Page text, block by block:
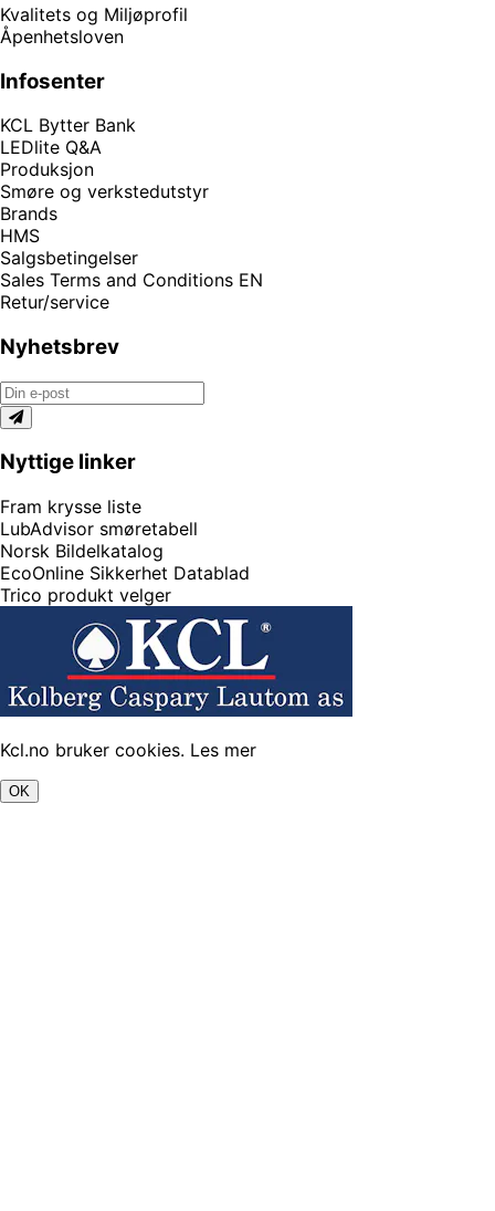
Kvalitets og Miljøprofil
Åpenhetsloven
Infosenter
KCL Bytter Bank
LEDlite Q&A
Produksjon
Smøre og verkstedutstyr
Brands
HMS
Salgsbetingelser
Sales Terms and Conditions EN
Retur/service
Nyhetsbrev
Nyttige linker
Fram krysse liste
LubAdvisor smøretabell
Norsk Bildelkatalog
EcoOnline Sikkerhet Datablad
Trico produkt velger
Kcl.no bruker cookies. Les mer
OK